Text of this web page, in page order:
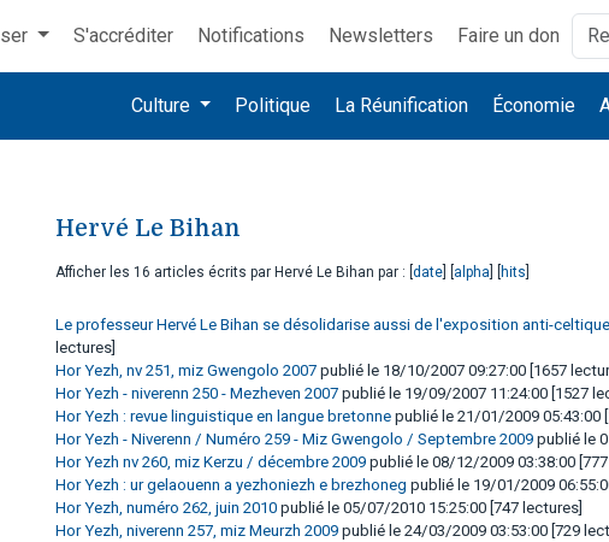
S'accréditer Notifications Newsletters Faire un don
Culture Politique La Réunification Économie
Hervé Le Bihan
Afficher les 16 articles écrits par Hervé Le Bihan par : [ date alpha hits
Le professeur Hervé Le Bihan se désolidarise aussi de l'exposition anti-
lectures]
Hor Yezh, nv 251, miz Gwengolo 2007 publié le 18/10/2007 09:27:00 [1657
Hor Yezh - niverenn 250 - Mezheven 2007 publié le 19/09/2007 11:24:00 [1527
Hor Yezh : revue linguistique en langue bretonne publié le 21/01/2009 05:43:00
Hor Yezh - Niverenn / Numéro 259 - Miz Gwengolo / Septembre 2009 publié le
Hor Yezh nv 260, miz Kerzu / décembre 2009 publié le 08/12/2009 03:38:00
Hor Yezh : ur gelaouenn a yezhoniezh e brezhoneg publié le 19/01/2009
Hor Yezh, numéro 262, juin 2010 publié le 05/07/2010 15:25:00 [747 lectures]
Hor Yezh, niverenn 257, miz Meurzh 2009 publié le 24/03/2009 03:53:00 [729